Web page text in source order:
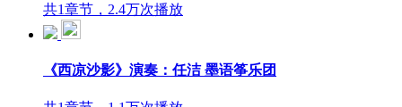
共1章节，2.4万次播放
《西凉沙影》演奏：任洁 墨语筝乐团